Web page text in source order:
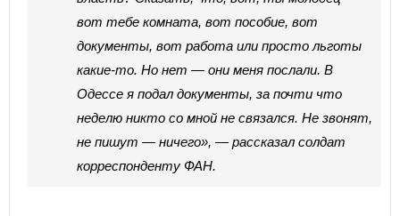
вот тебе комната, вот пособие, вот
документы, вот работа или просто льготы
какие-то. Но нет — они меня послали. В
Одессе я подал документы, за почти что
неделю никто со мной не связался. Не звонят,
не пишут — ничего», — рассказал солдат
корреспонденту ФАН.